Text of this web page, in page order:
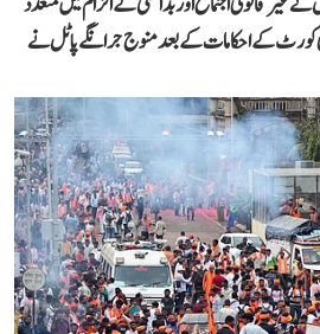
کورٹ کے احکامات کے بعد منوج جرانگے پاٹل نے